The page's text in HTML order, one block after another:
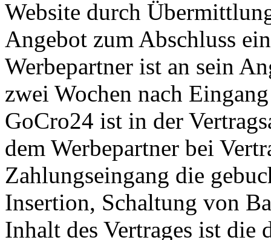
Website durch
Angebot zum Abschluss
Werbepartner ist an sein
zwei Wochen nach
GoCro24 ist in der
dem Werbepartner bei
Zahlungseingang die
Insertion, Schaltung von
Inhalt des Vertrages ist die